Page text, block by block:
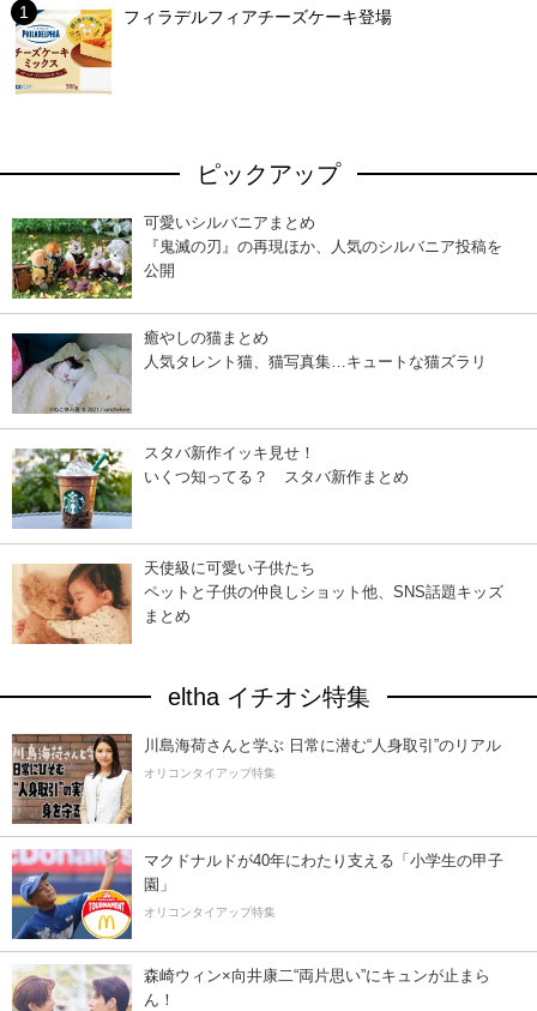
フィラデルフィアチーズケーキ登場
ピックアップ
可愛いシルバニアまとめ
『鬼滅の刃』の再現ほか、人気のシルバニア投稿を
公開
癒やしの猫まとめ
人気タレント猫、猫写真集…キュートな猫ズラリ
スタバ新作イッキ見せ！
いくつ知ってる？ スタバ新作まとめ
天使級に可愛い子供たち
ペットと子供の仲良しショット他、SNS話題キッズ
まとめ
eltha イチオシ特集
川島海荷さんと学ぶ 日常に潜む“人身取引”のリアル
オリコンタイアップ特集
マクドナルドが40年にわたり支える「小学生の甲子
園」
オリコンタイアップ特集
森崎ウィン×向井康二“両片思い”にキュンが止まら
ん！